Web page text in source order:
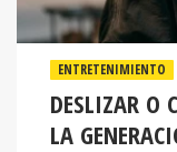
ENTRETENIMIENTO
DESLIZAR O
LA
LAS CITAS